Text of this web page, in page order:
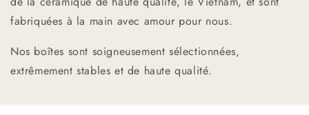
fabriquées à la main avec amour pour nous.
Nos boîtes sont soigneusement sélectionnées,
extrêmement stables et de haute qualité.